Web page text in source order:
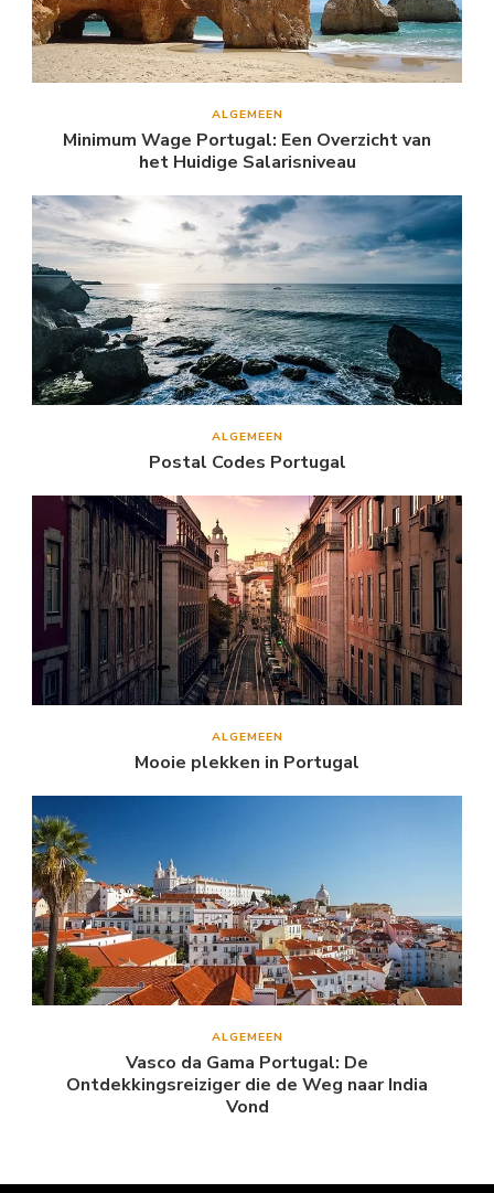
ALGEMEEN
Minimum Wage Portugal: Een Overzicht van
het Huidige Salarisniveau
ALGEMEEN
Postal Codes Portugal
ALGEMEEN
Mooie plekken in Portugal
ALGEMEEN
Vasco da Gama Portugal: De
Ontdekkingsreiziger die de Weg naar India
Vond